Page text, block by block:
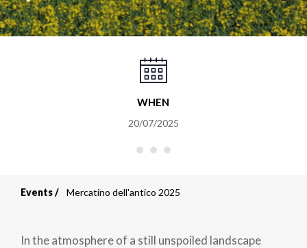
WHEN
20/07/2025
Events Mercatino dell'antico 2025
In the atmosphere of a still unspoiled landscape